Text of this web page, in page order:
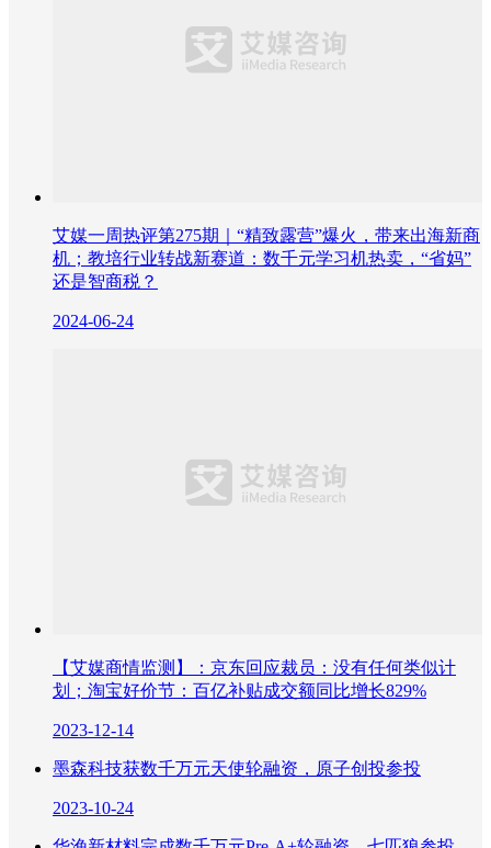
艾媒一周热评第275期｜“精致露营”爆火，带来出海新商
机；教培行业转战新赛道：数千元学习机热卖，“省妈”
还是智商税？
2024-06-24
【艾媒商情监测】：京东回应裁员：没有任何类似计
划；淘宝好价节：百亿补贴成交额同比增长829%
2023-12-14
墨森科技获数千万元天使轮融资，原子创投参投
2023-10-24